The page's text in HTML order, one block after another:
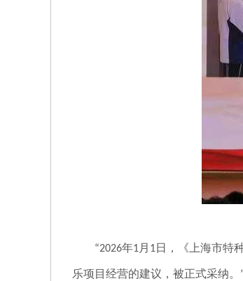
“2026年1月 1日，《上海市特
乐项目经营的建议，被正式采纳。